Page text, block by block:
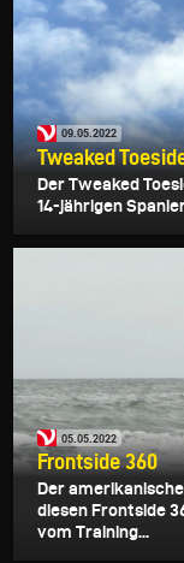
09.05.2022
Tweaked
Der Tweaked
14-jährigen
05.05.2022
Frontside 360
Der
diesen Frontside
vom Training...